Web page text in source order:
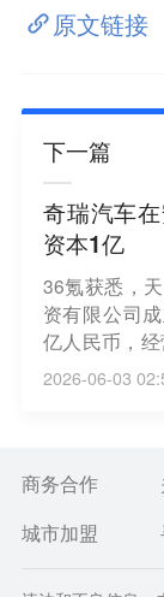
原文链接
下一篇
奇瑞汽车
资本1亿
36氪获悉，
资有限公司
亿人民币，
奇瑞汽车旗下
2026-06-03
商务合作
城市加盟